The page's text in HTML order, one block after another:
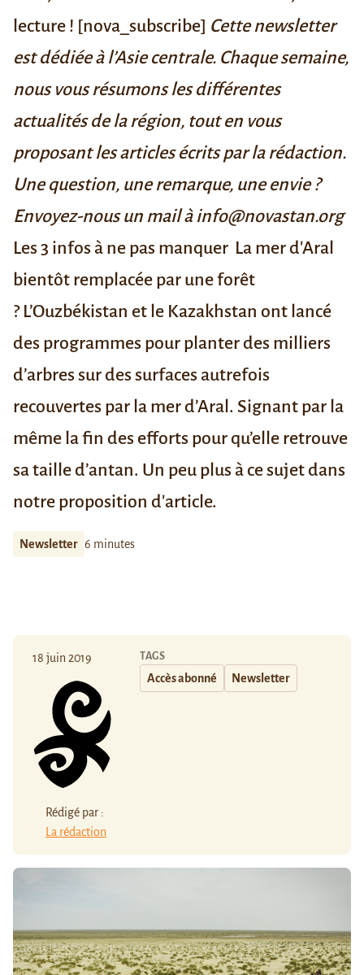
lecture ! [nova_subscribe] Cette newsletter
est dédiée à l’Asie centrale. Chaque semaine,
nous vous résumons les différentes
actualités de la région, tout en vous
proposant les articles écrits par la rédaction.
Une question, une remarque, une envie ?
Envoyez-nous un mail à info@novastan.org
Les 3 infos à ne pas manquer La mer d'Aral
bientôt remplacée par une forêt
? L’Ouzbékistan et le Kazakhstan ont lancé
des programmes pour planter des milliers
d’arbres sur des surfaces autrefois
recouvertes par la mer d’Aral. Signant par la
même la fin des efforts pour qu’elle retrouve
sa taille d’antan. Un peu plus à ce sujet dans
notre proposition d'article.
Newsletter 6 minutes
18 juin 2019
Rédigé par :
La rédaction
TAGS
Accès abonné Newsletter